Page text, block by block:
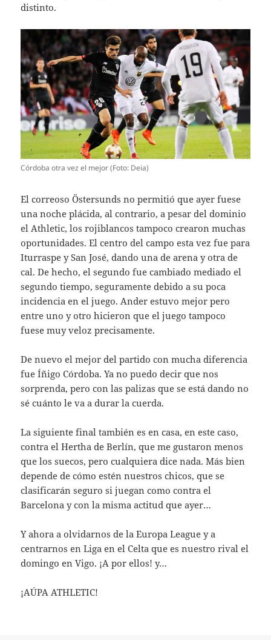
distinto.
Córdoba otra vez el mejor (Foto: Deia)
El correoso Östersunds no permitió que ayer fuese
una noche plácida, al contrario, a pesar del dominio
el Athletic, los rojiblancos tampoco crearon muchas
oportunidades. El centro del campo esta vez fue para
Iturraspe y San José, dando una de arena y otra de
cal. De hecho, el segundo fue cambiado mediado el
segundo tiempo, seguramente debido a su poca
incidencia en el juego. Ander estuvo mejor pero
entre uno y otro hicieron que el juego tampoco
fuese muy veloz precisamente.
De nuevo el mejor del partido con mucha diferencia
fue Íñigo Córdoba. Ya no puedo decir que nos
sorprenda, pero con las palizas que se está dando no
sé cuánto le va a durar la cuerda.
La siguiente final también es en casa, en este caso,
contra el Hertha de Berlín, que me gustaron menos
que los suecos, pero cualquiera dice nada. Más bien
depende de cómo estén nuestros chicos, que se
clasificarán seguro si juegan como contra el
Barcelona y con la misma actitud que ayer…
Y ahora a olvidarnos de la Europa League y a
centrarnos en Liga en el Celta que es nuestro rival el
domingo en Vigo. ¡A por ellos! y…
¡AÚPA ATHLETIC!